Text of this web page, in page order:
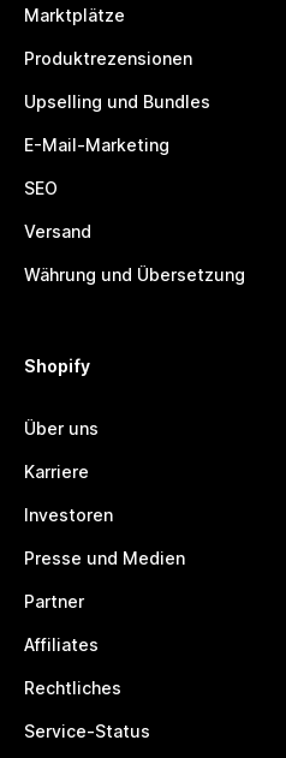
Marktplätze
Produktrezensionen
Upselling und Bundles
E-Mail-Marketing
SEO
Versand
Währung und Übersetzung
Shopify
Über uns
Karriere
Investoren
Presse und Medien
Partner
Affiliates
Rechtliches
Service-Status